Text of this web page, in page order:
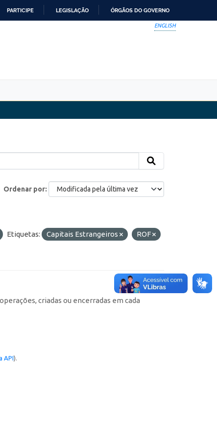
PARTICIPE LEGISLAÇÃO ÓRGÃOS DO GOVERNO
ENGLISH
Ordenar por
Etiquetas: Capitais Estrangeiros
ROF
criadas ou encerradas em cada
API).